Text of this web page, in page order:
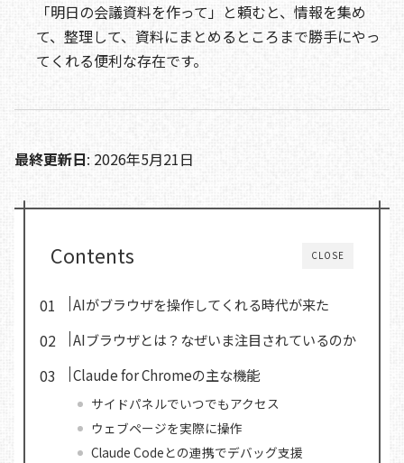
「明日の会議資料を作って」と頼むと、情報を集め
て、整理して、資料にまとめるところまで勝手にやっ
てくれる便利な存在です。
最終更新日: 2026年5月21日
CLOSE
Contents
AIがブラウザを操作してくれる時代が来た
AIブラウザとは？なぜいま注目されているのか
Claude for Chromeの主な機能
サイドパネルでいつでもアクセス
ウェブページを実際に操作
Claude Codeとの連携でデバッグ支援